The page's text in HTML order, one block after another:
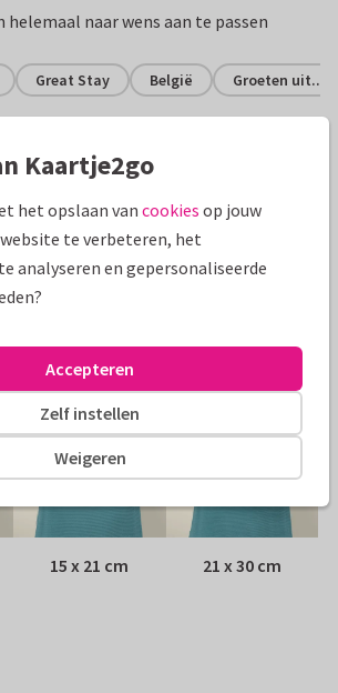
naar wens aan te passen
Great Stay België Groeten uit...
de kaart
15 x 21 cm 21 x 30 cm
Kaartje2go
het opslaan van cookies op jouw
te verbeteren, het
analyseren en gepersonaliseerde
Weigeren
Zelf instellen
Accepteren